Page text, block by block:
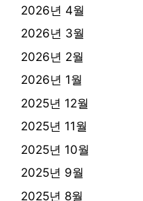
2026년 4월
2026년 3월
2026년 2월
2026년 1월
2025년 12월
2025년 11월
2025년 10월
2025년 9월
2025년 8월